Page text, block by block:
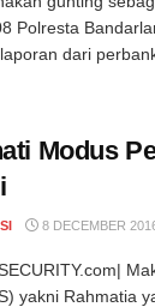
Polresta
dari
Modus
8 DECEMBER
yakni Rahmatia